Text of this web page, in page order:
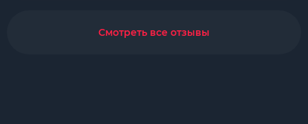
Смотреть все отзывы